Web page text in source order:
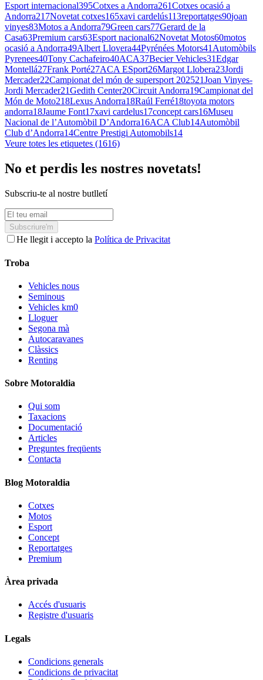
Esport internacional395Cotxes a Andorra261Cotxes ocasió a
Andorra217Novetat cotxes165xavi cardelús113reportatges90joan
vinyes83Motos a Andorra79Green cars77Gerard de la
Casa63Premium cars63Esport nacional62Novetat Motos60motos
ocasió a Andorra49Albert Llovera44Pyrénées Motors41Automòbils
Pyrenees40Tony Cachafeiro40ACA37Becier Vehicles31Edgar
Montellá27Frank Porté27ACA ESport26Margot Llobera23Jordi
Mercader22Campionat del món de supersport 202521Joan Vinyes-
Jordi Mercader21Gedith Center20Circuit Andorra19Campionat del
Món de Moto218Lexus Andorra18Raúl Ferré18toyota motors
andorra18Jaume Font17xavi cardelus17concept cars16Museu
Nacional de l’Automòbil D’Andorra16ACA Club14Automòbil
Club d’Andorra14Centre Prestigi Automobils14
Veure totes les etiquetes (1616)
No et perdis les nostres novetats!
Subscriu-te al nostre butlletí
Subscriure'm
He llegit i accepto la Política de Privacitat
Troba
Vehicles nous
Seminous
Vehicles km0
Lloguer
Segona mà
Autocaravanes
Clàssics
Renting
Sobre Motoraldia
Qui som
Taxacions
Documentació
Articles
Preguntes freqüents
Contacta
Blog Motoraldia
Cotxes
Motos
Esport
Concept
Reportatges
Premium
Àrea privada
Accés d'usuaris
Registre d'usuaris
Legals
Condicions generals
Condicions de privacitat